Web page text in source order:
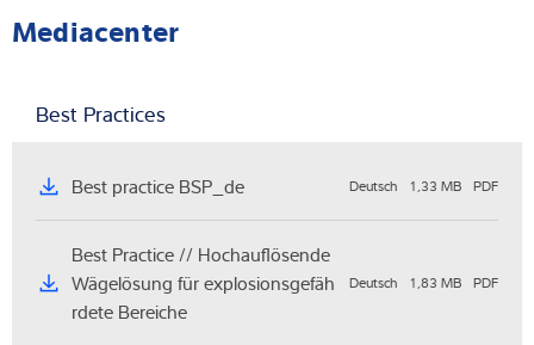
Mediacenter
Best Practices
Best practice BSP_de Deutsch 1,33 MB PDF
Best Practice // Hochauflösende
Wägelösung für explosionsgefäh
rdete Bereiche
Deutsch 1,83 MB PDF